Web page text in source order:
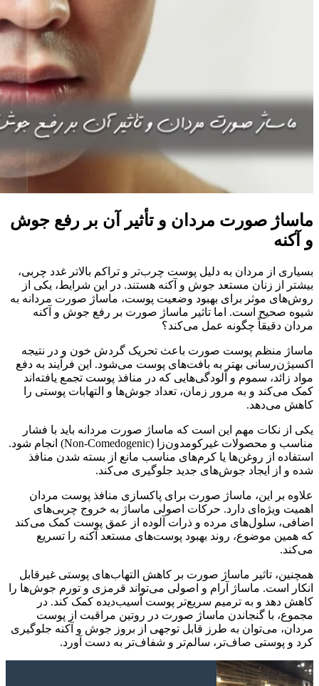
ماساژ صورت مردان و تأثیر آن بر رفع جوش
و آکنه
بسیاری از مردان به دلیل پوست چرب‌تر و تراکم بالاتر غدد چربی،
بیشتر از زنان مستعد جوش و آکنه هستند. در این شرایط، یکی از
روش‌های موثر برای بهبود وضعیت پوست، ماساژ صورت مردانه به
شیوه صحیح است. اما تاثیر ماساژ صورت بر رفع جوش و آکنه
مردان دقیقاً چگونه عمل می‌کند؟
ماساژ منظم پوست صورت باعث تحریک گردش خون و در نتیجه
اکسیژن‌رسانی بهتر به بافت‌های پوست می‌شود. این فرآیند به دفع
مواد زائد، سموم و آلودگی‌هایی که در منافذ پوست تجمع یافته‌اند
کمک می‌کند و به مرور زمان، تعداد جوش‌ها و التهابات پوستی را
کاهش می‌دهد.
یکی از نکات مهم این است که ماساژ صورت مردانه باید با فشار
مناسب و محصولات غیرکومدون‌زا (Non-Comedogenic) انجام شود.
استفاده از روغن‌ها یا کرم‌های مناسب مانع از بسته شدن منافذ
شده و از ایجاد جوش‌های جدید جلوگیری می‌کند.
علاوه بر این، ماساژ صورت برای پاکسازی منافذ پوست مردان
اهمیت ویژه‌ای دارد. حرکات اصولی ماساژ به خروج چربی‌های
اضافی، سلول‌های مرده و ذرات آلوده از عمق پوست کمک می‌کند
که همین موضوع، روند بهبود پوست‌های مستعد آکنه را تسریع
می‌کند.
همچنین، تاثیر ماساژ صورت بر کاهش التهاب‌های پوستی غیرقابل
انکار است. ماساژ آرام و اصولی می‌تواند قرمزی و تورم جوش‌ها را
کاهش دهد و به ترمیم سریع‌تر پوست آسیب‌دیده کمک کند. در
مجموع، با گنجاندن ماساژ صورت در روتین مراقبت از پوست
مردان، می‌توان به طرز قابل توجهی از بروز جوش و آکنه جلوگیری
کرد و پوستی صاف‌تر، سالم‌تر و شفاف‌تر به دست آورد.